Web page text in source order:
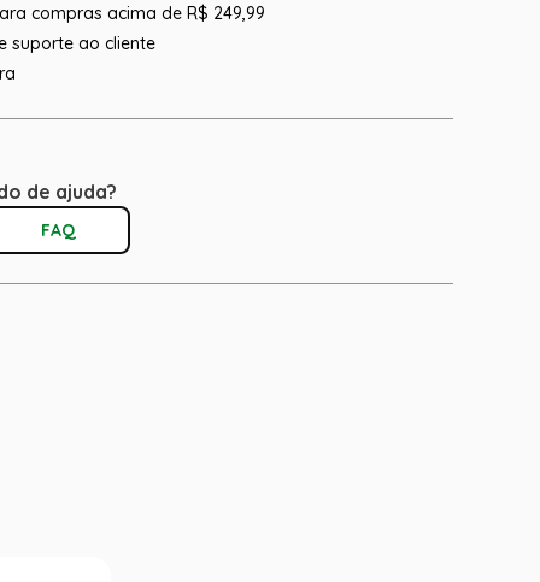
compras acima de R$ 249,99
suporte ao cliente
de ajuda?
FAQ